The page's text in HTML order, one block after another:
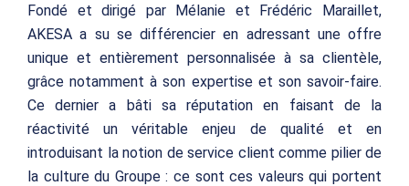
Fondé et dirigé par Mélanie et Frédéric Maraillet,
AKESA a su se différencier en adressant une offre
unique et entièrement personnalisée à sa clientèle,
grâce notamment à son expertise et son savoir-faire.
Ce dernier a bâti sa réputation en faisant de la
réactivité un véritable enjeu de qualité et en
introduisant la notion de service client comme pilier de
la culture du Groupe : ce sont ces valeurs qui portent